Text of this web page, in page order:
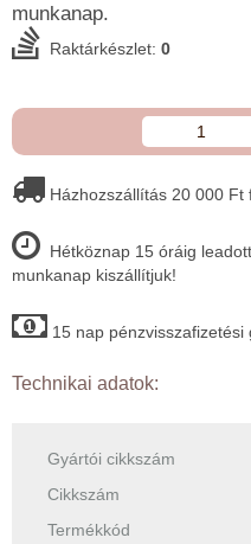
munkanap.
Raktárkészlet: 0
Házhozszállítás 20 000 Ft
Hétköznap 15 óráig
munkanap kiszállítjuk!
15 nap pénzvisszafizetési
Technikai adatok:
Gyártói cikkszám
Cikkszám
Termékkód